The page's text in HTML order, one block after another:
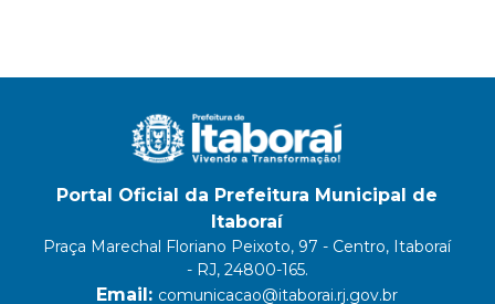
Portal Oficial da Prefeitura Municipal de
Itaboraí
Praça Marechal Floriano Peixoto, 97 - Centro, Itaboraí
- RJ, 24800-165.
Email: comunicacao@itaborai.rj.gov.br